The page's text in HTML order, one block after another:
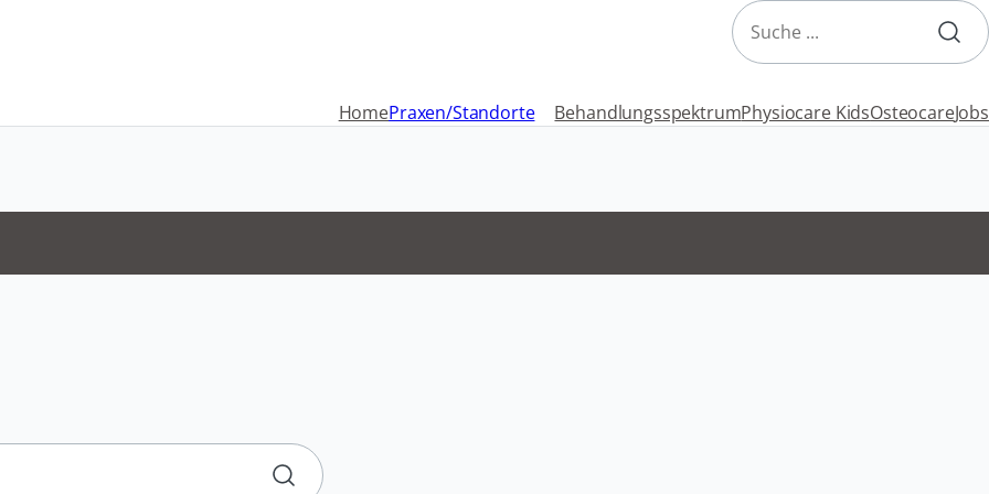
Search
HomePraxen/Standorte BehandlungsspektrumPhysiocare KidsOsteocareJobs